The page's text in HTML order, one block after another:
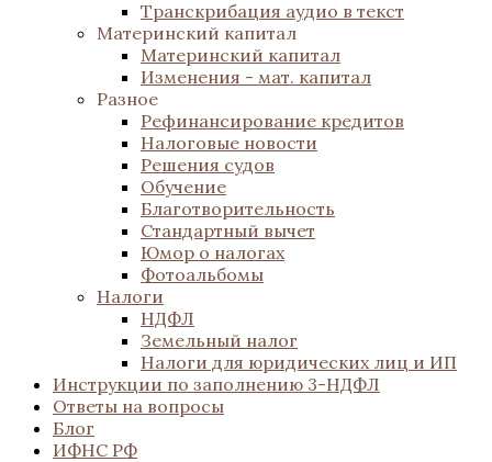
Транскрибация аудио в текст
Материнский капитал
Материнский капитал
Изменения - мат. капитал
Разное
Рефинансирование кредитов
Налоговые новости
Решения судов
Обучение
Благотворительность
Стандартный вычет
Юмор о налогах
Фотоальбомы
Налоги
НДФЛ
Земельный налог
Налоги для юридических лиц и ИП
Инструкции по заполнению 3-НДФЛ
Ответы на вопросы
Блог
ИФНС РФ